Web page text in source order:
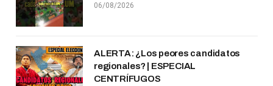
06/08/2026
ALERTA: ¿Los peores candidatos
regionales? | ESPECIAL
CENTRÍFUGOS